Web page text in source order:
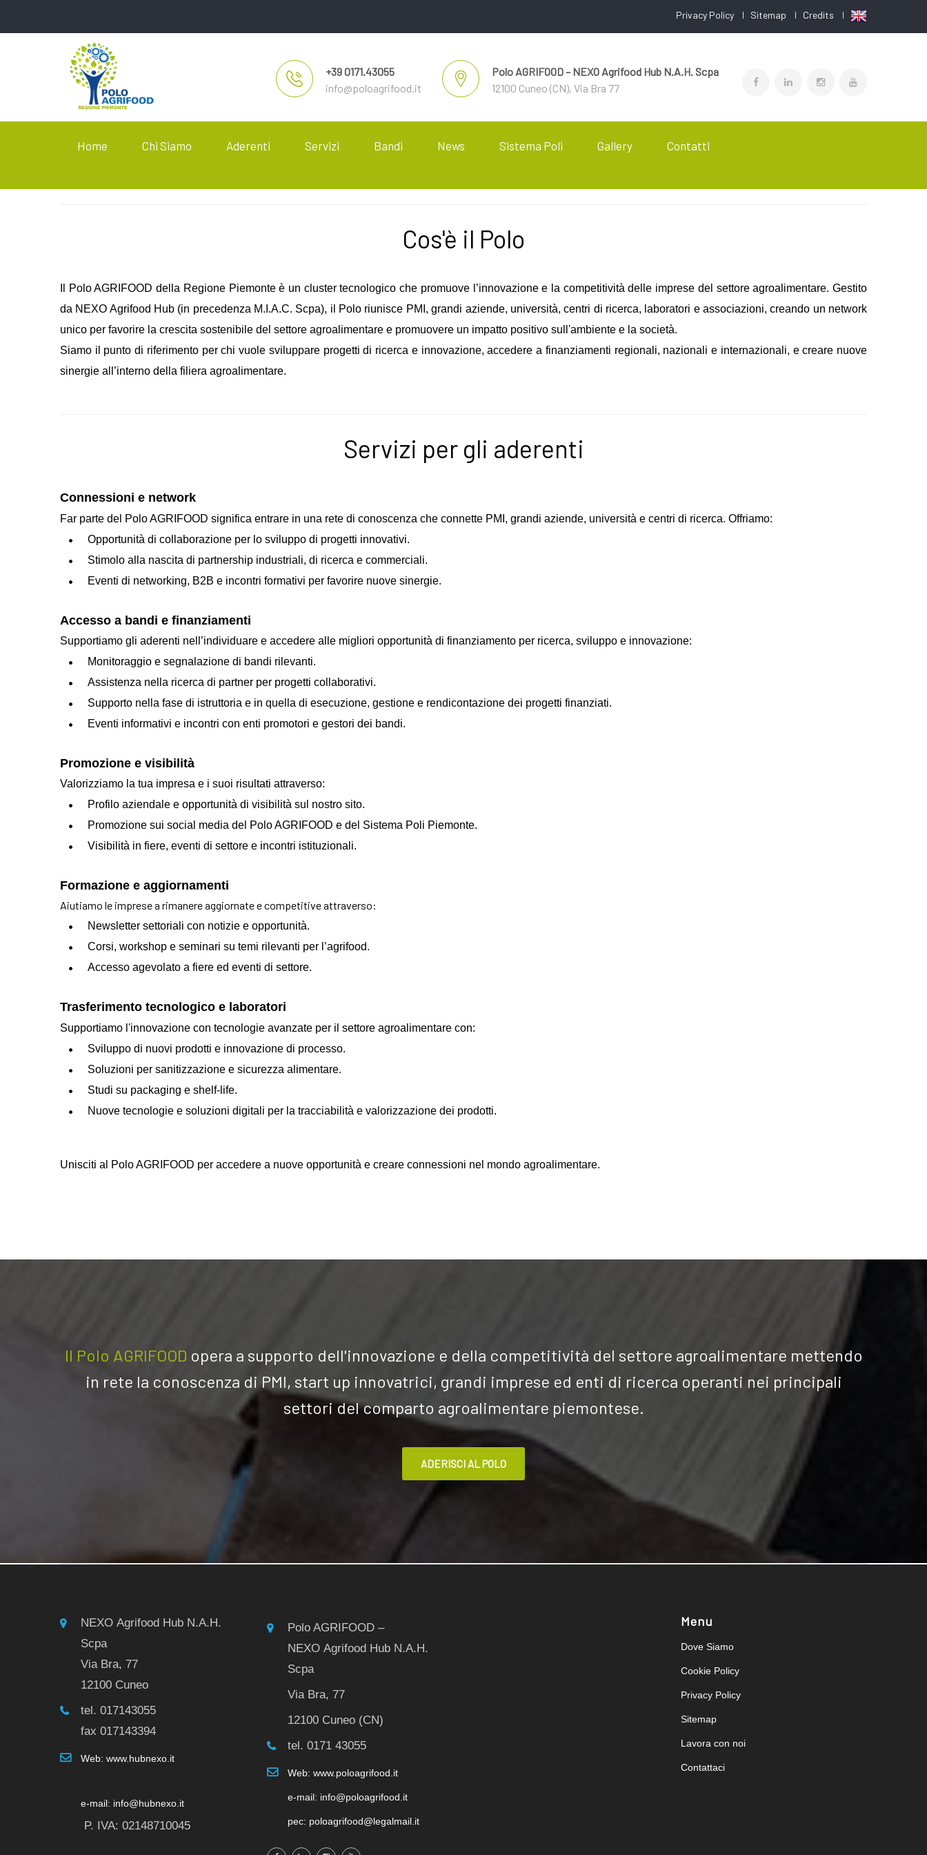
Privacy Policy Sitemap Credits
+39 0171.43055
info@poloagrifood.it
Polo AGRIFOOD – NEXO Agrifood Hub N.A.H. Scpa
12100 Cuneo (CN), Via Bra 77
Home Chi Siamo Aderenti Servizi Bandi News Sistema Poli Gallery Contatti
Cos'è il Polo
Il Polo AGRIFOOD della Regione Piemonte è un cluster tecnologico che promuove l’innovazione e la competitività delle imprese del settore agroalimentare. Gestito
da NEXO Agrifood Hub (in precedenza M.I.A.C. Scpa), il Polo riunisce PMI, grandi aziende, università, centri di ricerca, laboratori e associazioni, creando un network
unico per favorire la crescita sostenibile del settore agroalimentare e promuovere un impatto positivo sull'ambiente e la società.
Siamo il punto di riferimento per chi vuole sviluppare progetti di ricerca e innovazione, accedere a finanziamenti regionali, nazionali e internazionali, e creare nuove
sinergie all’interno della filiera agroalimentare.
Servizi per gli aderenti
Connessioni e network
Far parte del Polo AGRIFOOD significa entrare in una rete di conoscenza che connette PMI, grandi aziende, università e centri di ricerca. Offriamo:
Opportunità di collaborazione per lo sviluppo di progetti innovativi.
Stimolo alla nascita di partnership industriali, di ricerca e commerciali.
Eventi di networking, B2B e incontri formativi per favorire nuove sinergie.
Accesso a bandi e finanziamenti
Supportiamo gli aderenti nell’individuare e accedere alle migliori opportunità di finanziamento per ricerca, sviluppo e innovazione:
Monitoraggio e segnalazione di bandi rilevanti.
Assistenza nella ricerca di partner per progetti collaborativi.
Supporto nella fase di istruttoria e in quella di esecuzione, gestione e rendicontazione dei progetti finanziati.
Eventi informativi e incontri con enti promotori e gestori dei bandi.
Promozione e visibilità
Valorizziamo la tua impresa e i suoi risultati attraverso:
Profilo aziendale e opportunità di visibilità sul nostro sito.
Promozione sui social media del Polo AGRIFOOD e del Sistema Poli Piemonte.
Visibilità in fiere, eventi di settore e incontri istituzionali.
Formazione e aggiornamenti
Aiutiamo le imprese a rimanere aggiornate e competitive attraverso:
Newsletter settoriali con notizie e opportunità.
Corsi, workshop e seminari su temi rilevanti per l’agrifood.
Accesso agevolato a fiere ed eventi di settore.
Trasferimento tecnologico e laboratori
Supportiamo l'innovazione con tecnologie avanzate per il settore agroalimentare con:
Sviluppo di nuovi prodotti e innovazione di processo.
Soluzioni per sanitizzazione e sicurezza alimentare.
Studi su packaging e shelf-life.
Nuove tecnologie e soluzioni digitali per la tracciabilità e valorizzazione dei prodotti.
Unisciti al Polo AGRIFOOD per accedere a nuove opportunità e creare connessioni nel mondo agroalimentare.
Il Polo AGRIFOOD opera a supporto dell'innovazione e della competitività del settore agroalimentare mettendo
in rete la conoscenza di PMI, start up innovatrici, grandi imprese ed enti di ricerca operanti nei principali
settori del comparto agroalimentare piemontese.
ADERISCI AL POLO
NEXO Agrifood Hub N.A.H.
Scpa
Via Bra, 77
12100 Cuneo
tel. 017143055
fax 017143394
Web: www.hubnexo.it
e-mail: info@hubnexo.it
P. IVA: 02148710045
Polo AGRIFOOD –
NEXO Agrifood Hub N.A.H.
Scpa
Via Bra, 77
12100 Cuneo (CN)
tel. 0171 43055
Web: www.poloagrifood.it
e-mail: info@poloagrifood.it
pec: poloagrifood@legalmail.it
Menu
Dove Siamo
Cookie Policy
Privacy Policy
Sitemap
Lavora con noi
Contattaci